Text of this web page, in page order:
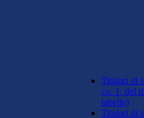
Titolari di
co. 1, del
tabelle)
Titolari di